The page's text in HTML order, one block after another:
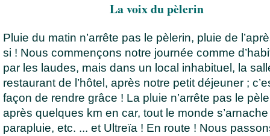
La voix du pèlerin
Pluie du matin n’arrête pas le pèlerin, pluie de
si ! Nous commençons notre journée comme
par les laudes, mais dans un local inhabituel, la
restaurant de l’hôtel, après notre petit déjeuner ;
façon de rendre grâce ! La pluie n’arrête pas le
après quelques km en car, tout le monde
parapluie, etc. ... et Ultreïa ! En route ! Nous